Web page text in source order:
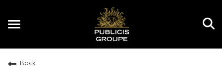
Toggle
Back